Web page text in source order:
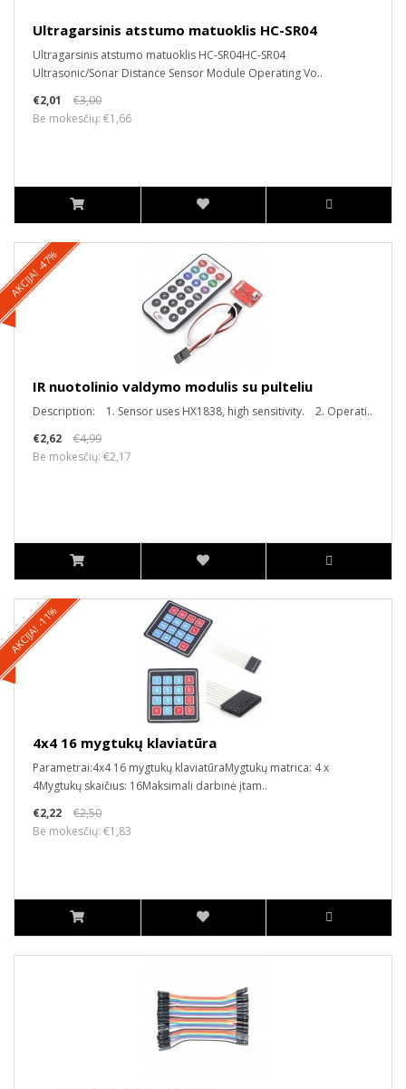
Ultragarsinis atstumo matuoklis HC-SR04
Ultragarsinis atstumo matuoklis HC-SR04HC-SR04
Ultrasonic/Sonar Distance Sensor Module Operating Vo..
€2,01
€3,00
Be mokesčių: €1,66
AKCIJA! -47%
IR nuotolinio valdymo modulis su pulteliu
Description: 1. Sensor uses HX1838, high sensitivity. 2. Operati..
€2,62
€4,99
Be mokesčių: €2,17
AKCIJA! -11%
4x4 16 mygtukų klaviatūra
Parametrai:4x4 16 mygtukų klaviatūraMygtukų matrica: 4 x
4Mygtukų skaičius: 16Maksimali darbinė įtam..
€2,22
€2,50
Be mokesčių: €1,83